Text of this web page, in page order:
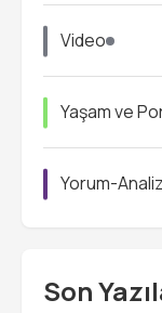
Video
Yaşam ve
Yorum-Analiz
Son